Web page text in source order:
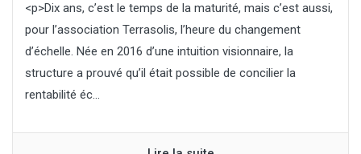
<p>Dix ans, c’est le temps de la maturité, mais c’est aussi,
pour l’association Terrasolis, l’heure du changement
d’échelle. Née en 2016 d’une intuition visionnaire, la
structure a prouvé qu’il était possible de concilier la
rentabilité éc...